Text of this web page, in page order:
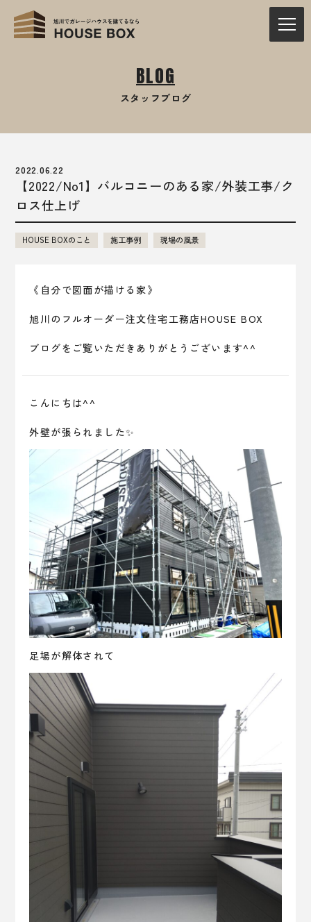
BLOG
スタッフブログ
2022.06.22
【2022/No1】バルコニーのある家/外装工事/ク
ロス仕上げ
HOUSE BOXのこと 施工事例 現場の風景
《自分で図面が描ける家》
旭川のフルオーダー注文住宅工務店HOUSE BOX
ブログをご覧いただきありがとうございます^^
こんにちは^^
外壁が張られました✨
足場が解体されて